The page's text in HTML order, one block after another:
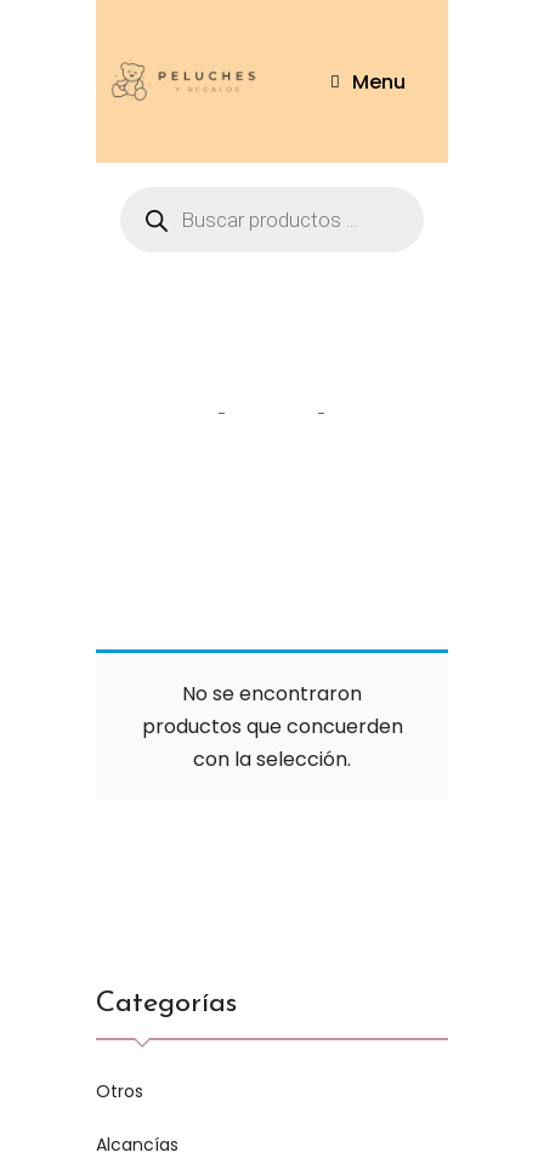
Menu
No se encontraron
productos que concuerden
con la selección.
Categorías
Otros
Alcancías